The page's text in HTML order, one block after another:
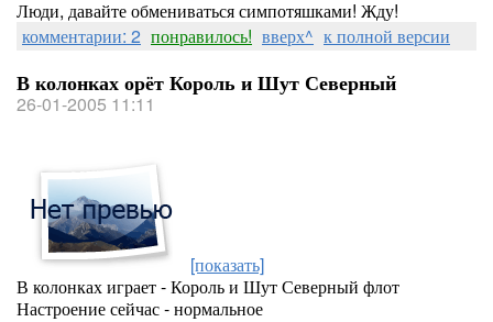
Люди, давайте обмениваться симпотяшками! Жду!
комментарии: 2 понравилось! вверх^ к полной версии
В колонках орёт Король и Шут Северный
26-01-2005 11:11
[показать]
В колонках играет - Король и Шут Северный флот
Настроение сейчас - нормальное